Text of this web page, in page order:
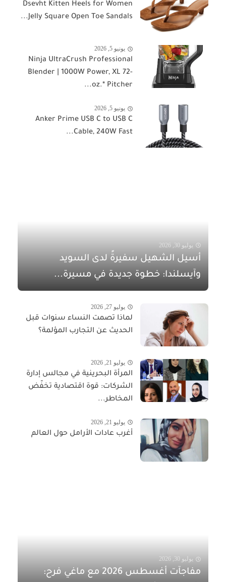
Dsevht Kitten Heels for Women
Jelly Square Open Toe Sandals...
يونيو 5, 2026
Ninja UltraCrush Professional
Blender | 1000W Power, XL 72-
oz.* Pitcher...
يونيو 5, 2026
Anker Prime USB C to USB C
Cable, 240W Fast...
يوليو 30, 2026
أسيل الشهيل سفيرةً لدى السويد
وآيسلندا: خطوة جديدة في مسيرة...
يوليو 27, 2026
لماذا تصمت النساء سنوات قبل
الحديث عن التجارب المؤلمة؟
يوليو 21, 2026
المرأة البحرينية في مجالس إدارة
الشركات: قوة اقتصادية تخفّض
المخاطر...
يوليو 21, 2026
أغرب عادات الأرامل حول العالم
يوليو 30, 2026
مفاجآت أغسطس 2026 مع ماغي فرح: